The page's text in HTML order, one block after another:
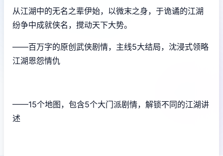
从江湖中的无名之辈伊始，以微末之身，于诡谲的江湖
纷争中成就侠名，搅动天下大势。
——百万字的原创武侠剧情，主线5大结局，沈浸式领略
江湖恩怨情仇
——15个地图，包含5个大门派剧情，解锁不同的江湖讲
述